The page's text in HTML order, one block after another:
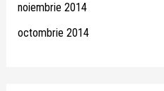
noiembrie 2014
octombrie 2014